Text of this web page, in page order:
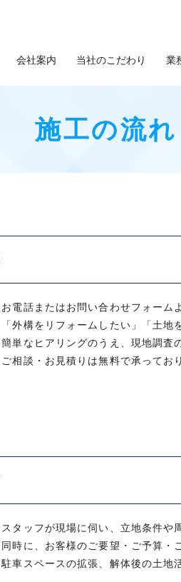
会社案内 当社のこだわり 業
施工の流れ
お電話またはお問い合わせフォーム
「外構をリフォームしたい」「土地
簡単なヒアリングのうえ、現地調査
ご相談・お見積りは無料で承ってお
スタッフが現場に伺い、立地条件や
同時に、お客様のご要望・ご予算・
駐車スペースの拡張、解体後の土地